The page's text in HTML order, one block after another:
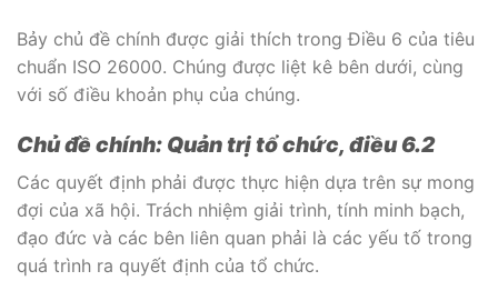
Bảy chủ đề chính được giải thích trong Điều 6 của tiêu
chuẩn ISO 26000. Chúng được liệt kê bên dưới, cùng
với số điều khoản phụ của chúng.
Chủ đề chính: Quản trị tổ chức, điều 6.2
Các quyết định phải được thực hiện dựa trên sự mong
đợi của xã hội. Trách nhiệm giải trình, tính minh bạch,
đạo đức và các bên liên quan phải là các yếu tố trong
quá trình ra quyết định của tổ chức.